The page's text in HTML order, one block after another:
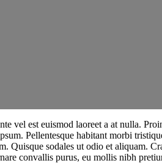
vel est euismod laoreet a at nulla.
Pellentesque habitant morbi
Quisque sodales ut odio et aliquam.
convallis purus, eu mollis nibh